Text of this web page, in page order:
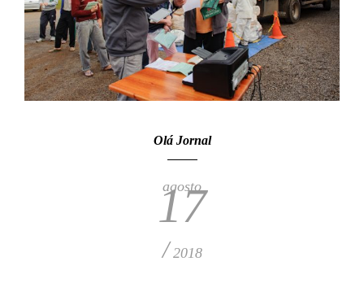
Olá Jornal
agosto
17
/ 2018